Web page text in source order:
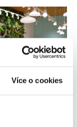
Více o cookies